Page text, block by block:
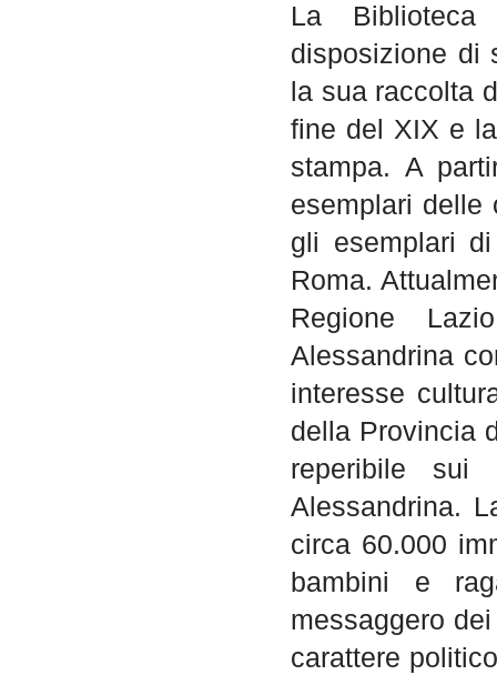
La Biblioteca
disposizione di
la sua raccolta
fine del XIX e
stampa. A
esemplari delle
gli esemplari
Roma.
Regione
Alessandrina
interesse
della Provincia
reperibile sui
Alessandrina.
circa 60.000
bambini e
messaggero
carattere